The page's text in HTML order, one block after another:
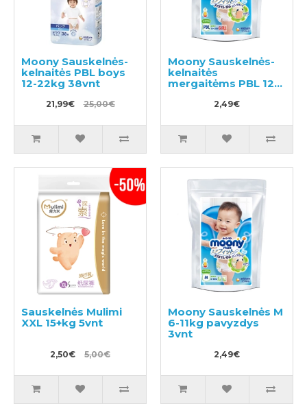
Moony Sauskelnės-
kelnaitės PBL boys
12-22kg 38vnt
21,99€ 25,00€
Moony Sauskelnės-
kelnaitės
mergaitėms PBL 12-
2,49€
Sauskelnės Mulimi
XXL 15+kg 5vnt
2,50€ 5,00€
Moony Sauskelnės M
6-11kg pavyzdys
3vnt
2,49€